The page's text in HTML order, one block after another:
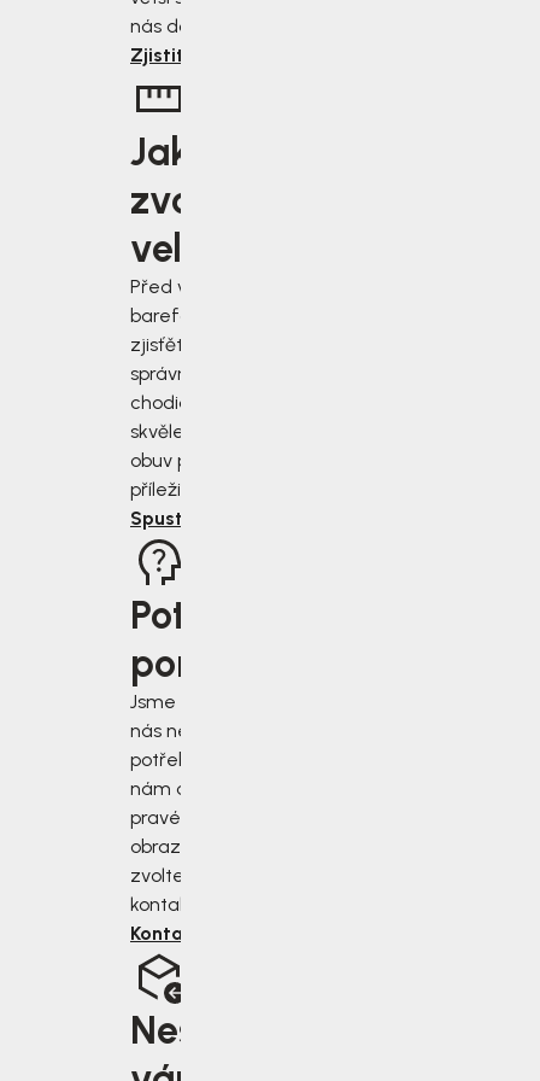
nás dostanete.
Zjistit více
Jakou
zvolit
velikost?
Před výběrem
barefoot bot
zjisťěte jak
správně změřit
chodidla a vybrat
skvěle padnoucí
obuv pro každou
příležitost.
Spustit rádce
Potřebujete
poradit?
Jsme tu pro vás, když
nás nejvíce
potřebujete. Napište
nám do chatu v
pravém dolním rohu
obrazovky, nebo
zvolte jiný druh
kontaktu.
Kontaktujte nás
Nesedí